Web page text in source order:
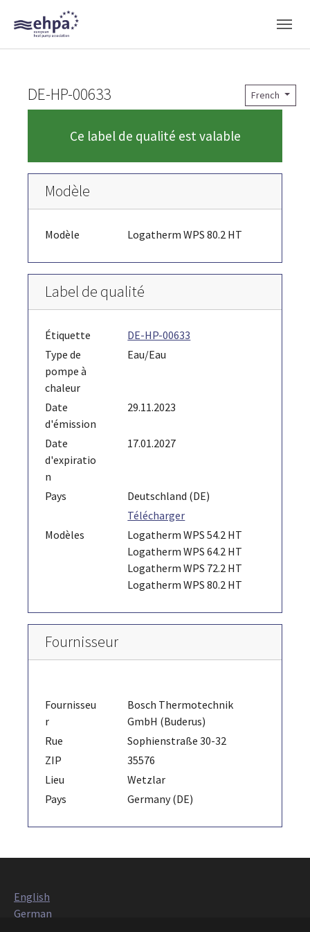
Skip to main navigation
Skip to main content
Skip to page footer
French
DE-HP-00633
Ce label de qualité est valable
Modèle
Modèle Logatherm WPS 80.2 HT
Label de qualité
Étiquette
DE-HP-00633
Type de
pompe à
chaleur
Eau/Eau
Date
d'émission
29.11.2023
Date
d'expiratio
n
17.01.2027
Pays
Deutschland (DE)
Télécharger
Modèles
Logatherm WPS 54.2 HT
Logatherm WPS 64.2 HT
Logatherm WPS 72.2 HT
Logatherm WPS 80.2 HT
Fournisseur
Fournisseu
r
Bosch Thermotechnik
GmbH (Buderus)
Rue
Sophienstraße 30-32
ZIP
35576
Lieu
Wetzlar
Pays
Germany (DE)
English
German